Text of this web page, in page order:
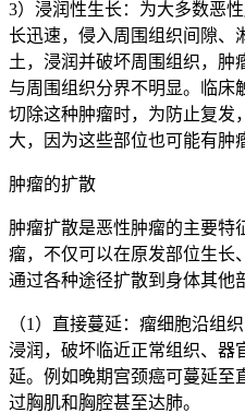
3）浸润性生长：为大多数恶
长迅速，侵入周围组织间隙、
土，浸润并破坏周围组织，肿
与周围组织分界不明显。临床
切除这种肿瘤时，为防止复发
大，因为这些部位也可能有肿
肿瘤的扩散
肿瘤扩散是恶性肿瘤的主要特
瘤，不仅可以在原发部位生长
通过各种途径扩散到身体其他
（1）直接蔓延：瘤细胞沿组
浸润，破坏临近正常组织、器
延。例如晚期宫颈癌可蔓延至
过胸肌和胸腔甚至达肺。